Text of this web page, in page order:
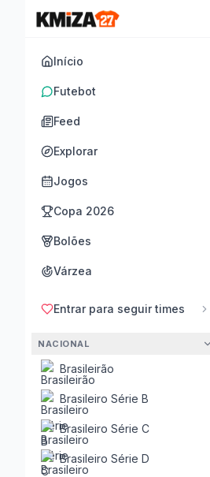
Início
Futebot
Feed
Explorar
Jogos
Copa 2026
Bolões
Várzea
Entrar para seguir times
NACIONAL
Brasileirão
Brasileiro Série B
Brasileiro Série C
Brasileiro Série D